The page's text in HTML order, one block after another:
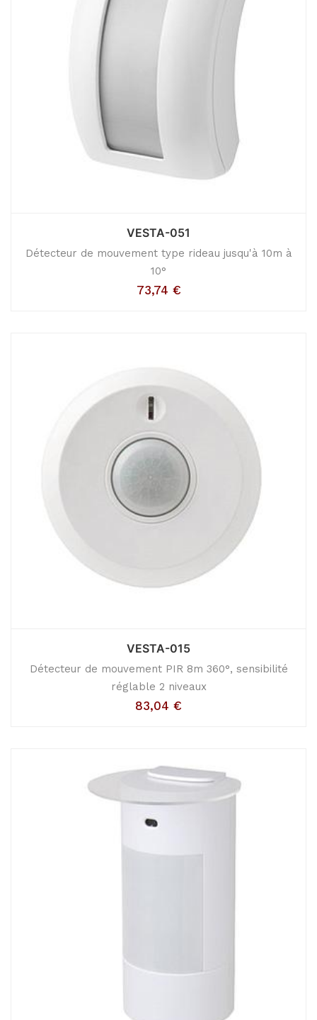
VESTA-051
Détecteur de mouvement type rideau jusqu'à 10m à
10°
73,74 €
VESTA-015
Détecteur de mouvement PIR 8m 360°, sensibilité
réglable 2 niveaux
83,04 €